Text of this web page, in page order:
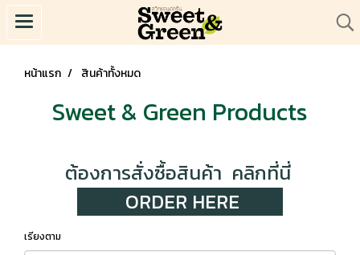
หน้าแรก สินค้าทั้งหมด
Sweet & Green Products
ต้องการสั่งซื้อสินค้า คลิกที่นี่
ORDER HERE
เรียงตาม